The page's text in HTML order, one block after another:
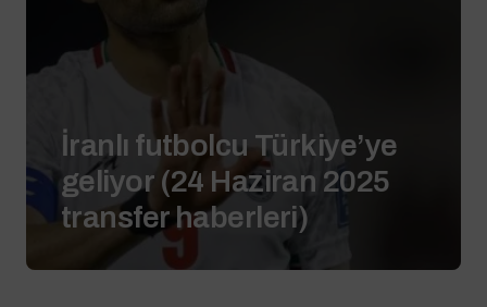
İranlı futbolcu Türkiye’ye
geliyor (24 Haziran 2025
transfer haberleri)